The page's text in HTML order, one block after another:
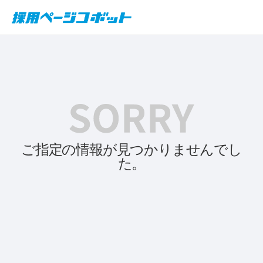
ご指定の情報が見つかりませんでし
た。